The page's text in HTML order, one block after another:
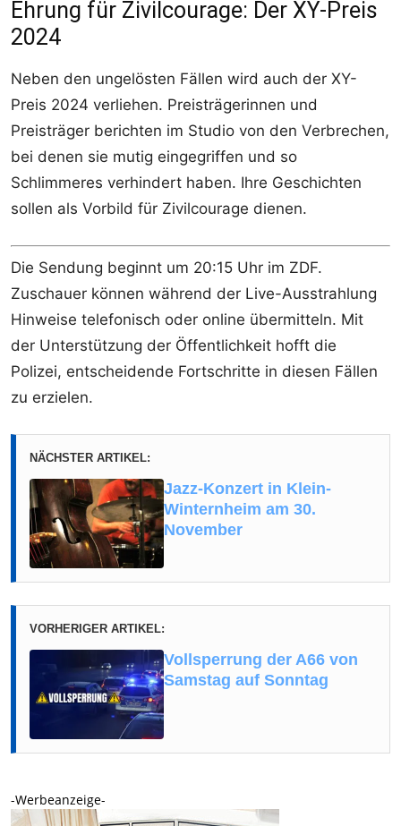
Ehrung für Zivilcourage: Der XY-Preis
2024
Neben den ungelösten Fällen wird auch der XY-
Preis 2024 verliehen. Preisträgerinnen und
Preisträger berichten im Studio von den Verbrechen,
bei denen sie mutig eingegriffen und so
Schlimmeres verhindert haben. Ihre Geschichten
sollen als Vorbild für Zivilcourage dienen.
Die Sendung beginnt um 20:15 Uhr im ZDF.
Zuschauer können während der Live-Ausstrahlung
Hinweise telefonisch oder online übermitteln. Mit
der Unterstützung der Öffentlichkeit hofft die
Polizei, entscheidende Fortschritte in diesen Fällen
zu erzielen.
NÄCHSTER ARTIKEL:
Jazz-Konzert in Klein-
Winternheim am 30.
November
VORHERIGER ARTIKEL:
Vollsperrung der A66 von
Samstag auf Sonntag
-Werbeanzeige-